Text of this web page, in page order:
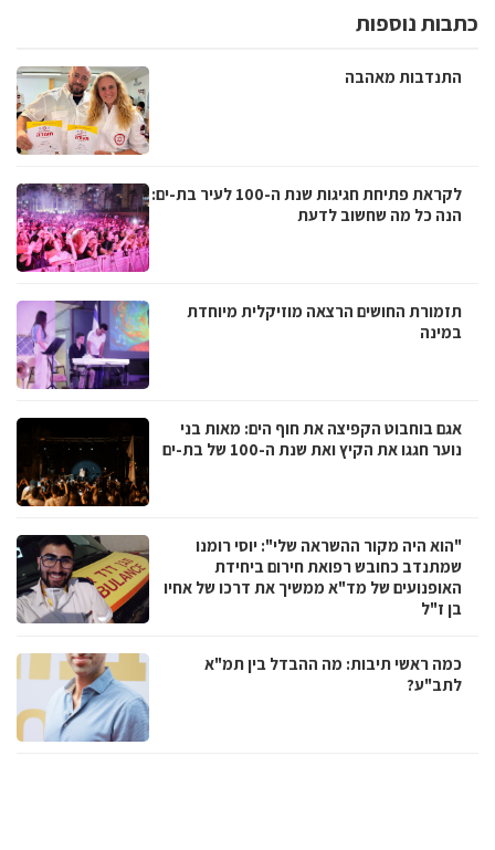
כתבות נוספות
התנדבות מאהבה
לקראת פתיחת חגיגות שנת ה-100 לעיר בת-ים:
הנה כל מה שחשוב לדעת
תזמורת החושים הרצאה מוזיקלית מיוחדת
במינה
אגם בוחבוט הקפיצה את חוף הים: מאות בני
נוער חגגו את הקיץ ואת שנת ה-100 של בת-ים
"הוא היה מקור ההשראה שלי": יוסי רומנו
שמתנדב כחובש רפואת חירום ביחידת
האופנועים של מד"א ממשיך את דרכו של אחיו
בן ז"ל
כמה ראשי תיבות: מה ההבדל בין תמ"א
לתב"ע?